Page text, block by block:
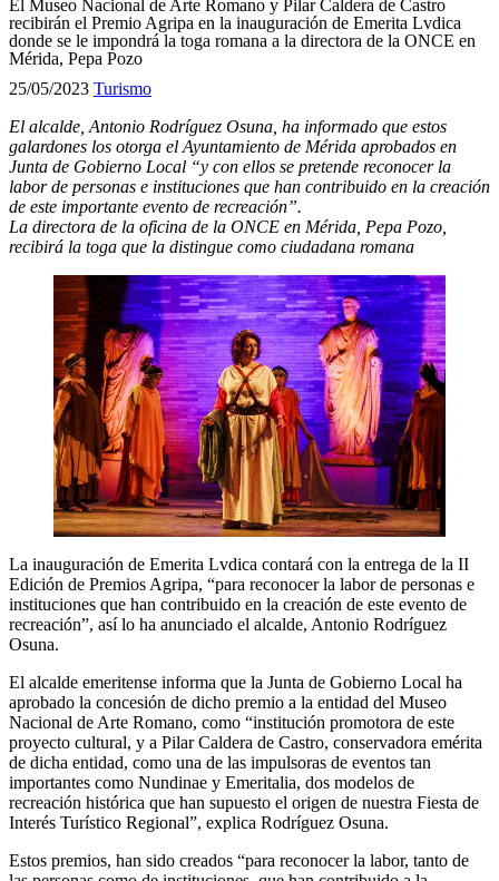
El Museo Nacional de Arte Romano y Pilar Caldera de Castro
recibirán el Premio Agripa en la inauguración de Emerita Lvdica
donde se le impondrá la toga romana a la directora de la ONCE en
Mérida, Pepa Pozo
25/05/2023 Turismo
El alcalde, Antonio Rodríguez Osuna, ha informado que estos
galardones los otorga el Ayuntamiento de Mérida aprobados en
Junta de Gobierno Local “y con ellos se pretende reconocer la
labor de personas e instituciones que han contribuido en la creación
de este importante evento de recreación”.
La directora de la oficina de la ONCE en Mérida, Pepa Pozo,
recibirá la toga que la distingue como ciudadana romana
La inauguración de Emerita Lvdica contará con la entrega de la II
Edición de Premios Agripa, “para reconocer la labor de personas e
instituciones que han contribuido en la creación de este evento de
recreación”, así lo ha anunciado el alcalde, Antonio Rodríguez
Osuna.
El alcalde emeritense informa que la Junta de Gobierno Local ha
aprobado la concesión de dicho premio a la entidad del Museo
Nacional de Arte Romano, como “institución promotora de este
proyecto cultural, y a Pilar Caldera de Castro, conservadora emérita
de dicha entidad, como una de las impulsoras de eventos tan
importantes como Nundinae y Emeritalia, dos modelos de
recreación histórica que han supuesto el origen de nuestra Fiesta de
Interés Turístico Regional”, explica Rodríguez Osuna.
Estos premios, han sido creados “para reconocer la labor, tanto de